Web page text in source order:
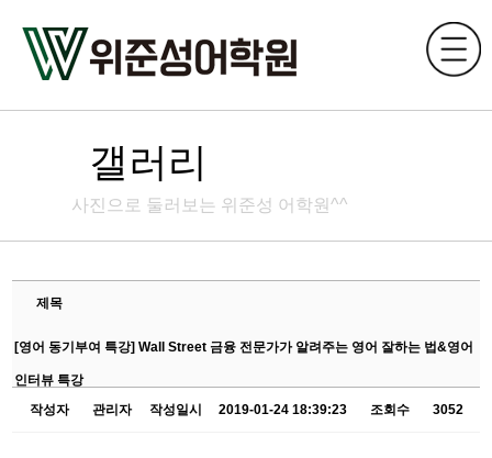
갤러리
사진으로 둘러보는 위준성 어학원^^
제목
[영어 동기부여 특강] Wall Street 금융 전문가가 알려주는 영어 잘하는 법&영어
인터뷰 특강
작성자 관리자 작성일시 2019-01-24 18:39:23 조회수 3052